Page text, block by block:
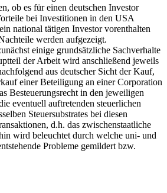
ob es für einen deutschen Investor
bei Investitionen in den USA
national tätigen Investor vorenthalten
werden aufgezeigt.
einige grundsätzliche Sachverhalte
der Arbeit wird anschließend jeweils
aus deutscher Sicht der Kauf,
einer Beteiligung an einer Corporation
Besteuerungsrecht in den jeweiligen
eventuell auftretenden steuerlichen
Steuersubstrates bei diesen
d.h. das zwischenstaatliche
wird beleuchtet durch welche uni- und
Probleme gemildert bzw.